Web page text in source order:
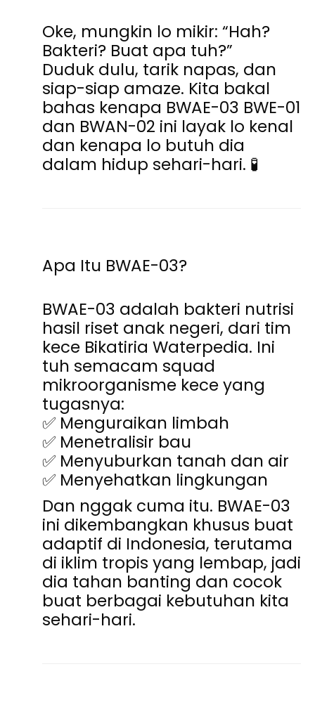
Oke, mungkin lo mikir: “Hah?
Bakteri? Buat apa tuh?”
Duduk dulu, tarik napas, dan
siap-siap amaze. Kita bakal
bahas kenapa BWAE-03 BWE-01
dan BWAN-02 ini layak lo kenal
dan kenapa lo butuh dia
dalam hidup sehari-hari. 🧪
Apa Itu BWAE-03?
BWAE-03 adalah bakteri nutrisi
hasil riset anak negeri, dari tim
kece Bikatiria Waterpedia. Ini
tuh semacam squad
mikroorganisme kece yang
tugasnya:
✅ Menguraikan limbah
✅ Menetralisir bau
✅ Menyuburkan tanah dan air
✅ Menyehatkan lingkungan
Dan nggak cuma itu. BWAE-03
ini dikembangkan khusus buat
adaptif di Indonesia, terutama
di iklim tropis yang lembap, jadi
dia tahan banting dan cocok
buat berbagai kebutuhan kita
sehari-hari.